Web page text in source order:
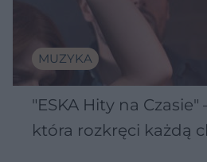
MUZYKA
"ESKA Hity na Czasie"
która rozkręci każdą